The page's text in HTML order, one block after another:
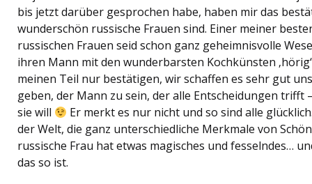
bis jetzt darüber gesprochen habe, haben mir das
wunderschön russische Frauen sind. Einer meiner
russischen Frauen seid schon ganz geheimnisvolle
ihren Mann mit den wunderbarsten Kochkünsten
meinen Teil nur bestätigen, wir schaffen es sehr gut
geben, der Mann zu sein, der alle Entscheidungen trifft
sie will
Er merkt es nur nicht und so sind alle
der Welt, die ganz unterschiedliche Merkmale von
russische Frau hat etwas magisches und fesselndes…
das so ist.